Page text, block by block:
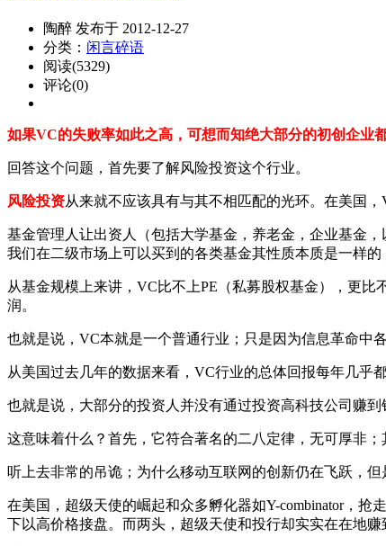
陶醉 发布于 2012-12-27
分类： 闲言碎语
阅读(5329)
评论(0)
如果VC的失败率如此之高，可想而知绝大部分的初创企业
回答这个问题，首先要了解风险投资这个行业。
风险投资从来就不应该具有与其不相匹配的光环。在美国
基金管理人让出资人（包括大学基金，养老金，企业基金
我们在二级市场上可以买到的各类基金其性质本质是一样的
从基金规模上来讲，VC比不上PE（私募股权基金），更
润。
也就是说，VC本就是一个普通行业；只是因为信息革命中
从美国过去几年的数据来看，VC行业的总体回报每年几乎都
也就是说，大部分的投资人并没有通过投资高科技公司赚到
这意味着什么？首先，它符合著名的二八定律，无可厚非
听上去非常的吊诡；为什么移动互联网的创新仍在飞跃，
在美国，超级天使的崛起和众多孵化器如Y-combinator，
下以高价格接盘。而两头，超级天使和投行却实实在在地赚